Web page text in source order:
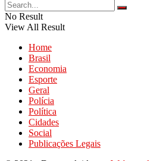
No Result
View All Result
Home
Brasil
Economia
Esporte
Geral
Polícia
Política
Cidades
Social
Publicações Legais